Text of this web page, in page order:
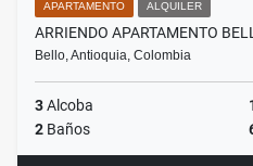
APARTAMENTO ALQUILER
ARRIENDO APARTAMENTO
Bello, Antioquia, Colombia
3Alcoba
2 Baños